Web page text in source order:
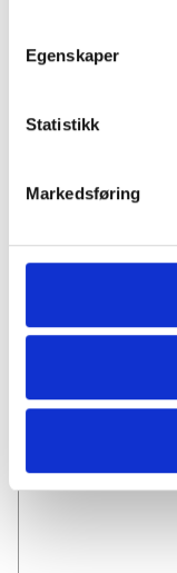
Egenskaper
Statistikk
Markedsføring
Vis mer
Finnes på lager